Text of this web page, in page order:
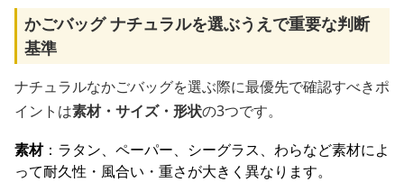
かごバッグ ナチュラルを選ぶうえで重要な判断
基準
ナチュラルなかごバッグを選ぶ際に最優先で確認すべきポ
イントは素材・サイズ・形状の3つです。
素材：ラタン、ペーパー、シーグラス、わらなど素材によ
って耐久性・風合い・重さが大きく異なります。